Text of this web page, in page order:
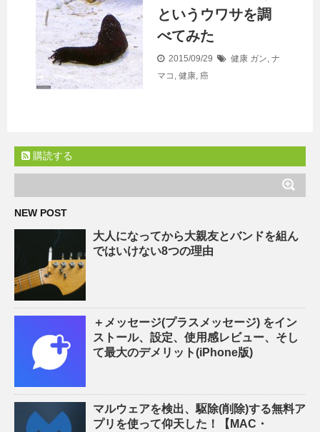
というウワサを調
べてみた
2015/09/29 健康 ガン, ナ
マコ , 健康, 癌
購読する
NEW POST
大人になってから大親友とバンドを組ん
ではいけない8つの理由
＋メッセージ(プラスメッセージ) をイン
ストール、設定、使用感レビュー、そし
て最大のデメリット(iPhone版)
マルウェアを検出、駆除(削除)する無料ア
プリを使って仰天した！【MAC・